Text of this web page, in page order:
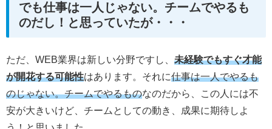
でも仕事は一人じゃない。チームでやるも
のだし！と思っていたが・・・
ただ、WEB業界は新しい分野ですし、 未経験でもすぐ才能
が開花する可能性はあります。それに仕事は一人でやるも
のじゃない。チームでやるものなのだから、この人には不
安が大きいけど、チームとしての動き、成果に期待しよ